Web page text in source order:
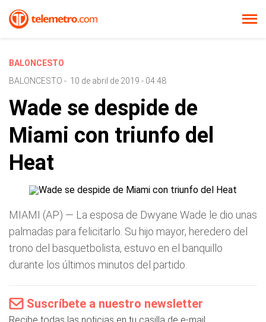
BALONCESTO
BALONCESTO - 10 de abril de 2019 - 04:48
Wade se despide de
Miami con triunfo del
Heat
MIAMI (AP) — La esposa de Dwyane Wade le dio unas
palmadas para felicitarlo. Su hijo mayor, heredero del
trono del basquetbolista, estuvo en el banquillo
durante los últimos minutos del partido.
Suscríbete a nuestro newsletter